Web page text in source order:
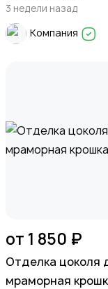
3 недели назад
Компания
от 1 850 ₽
Отделка цоколя
мраморная